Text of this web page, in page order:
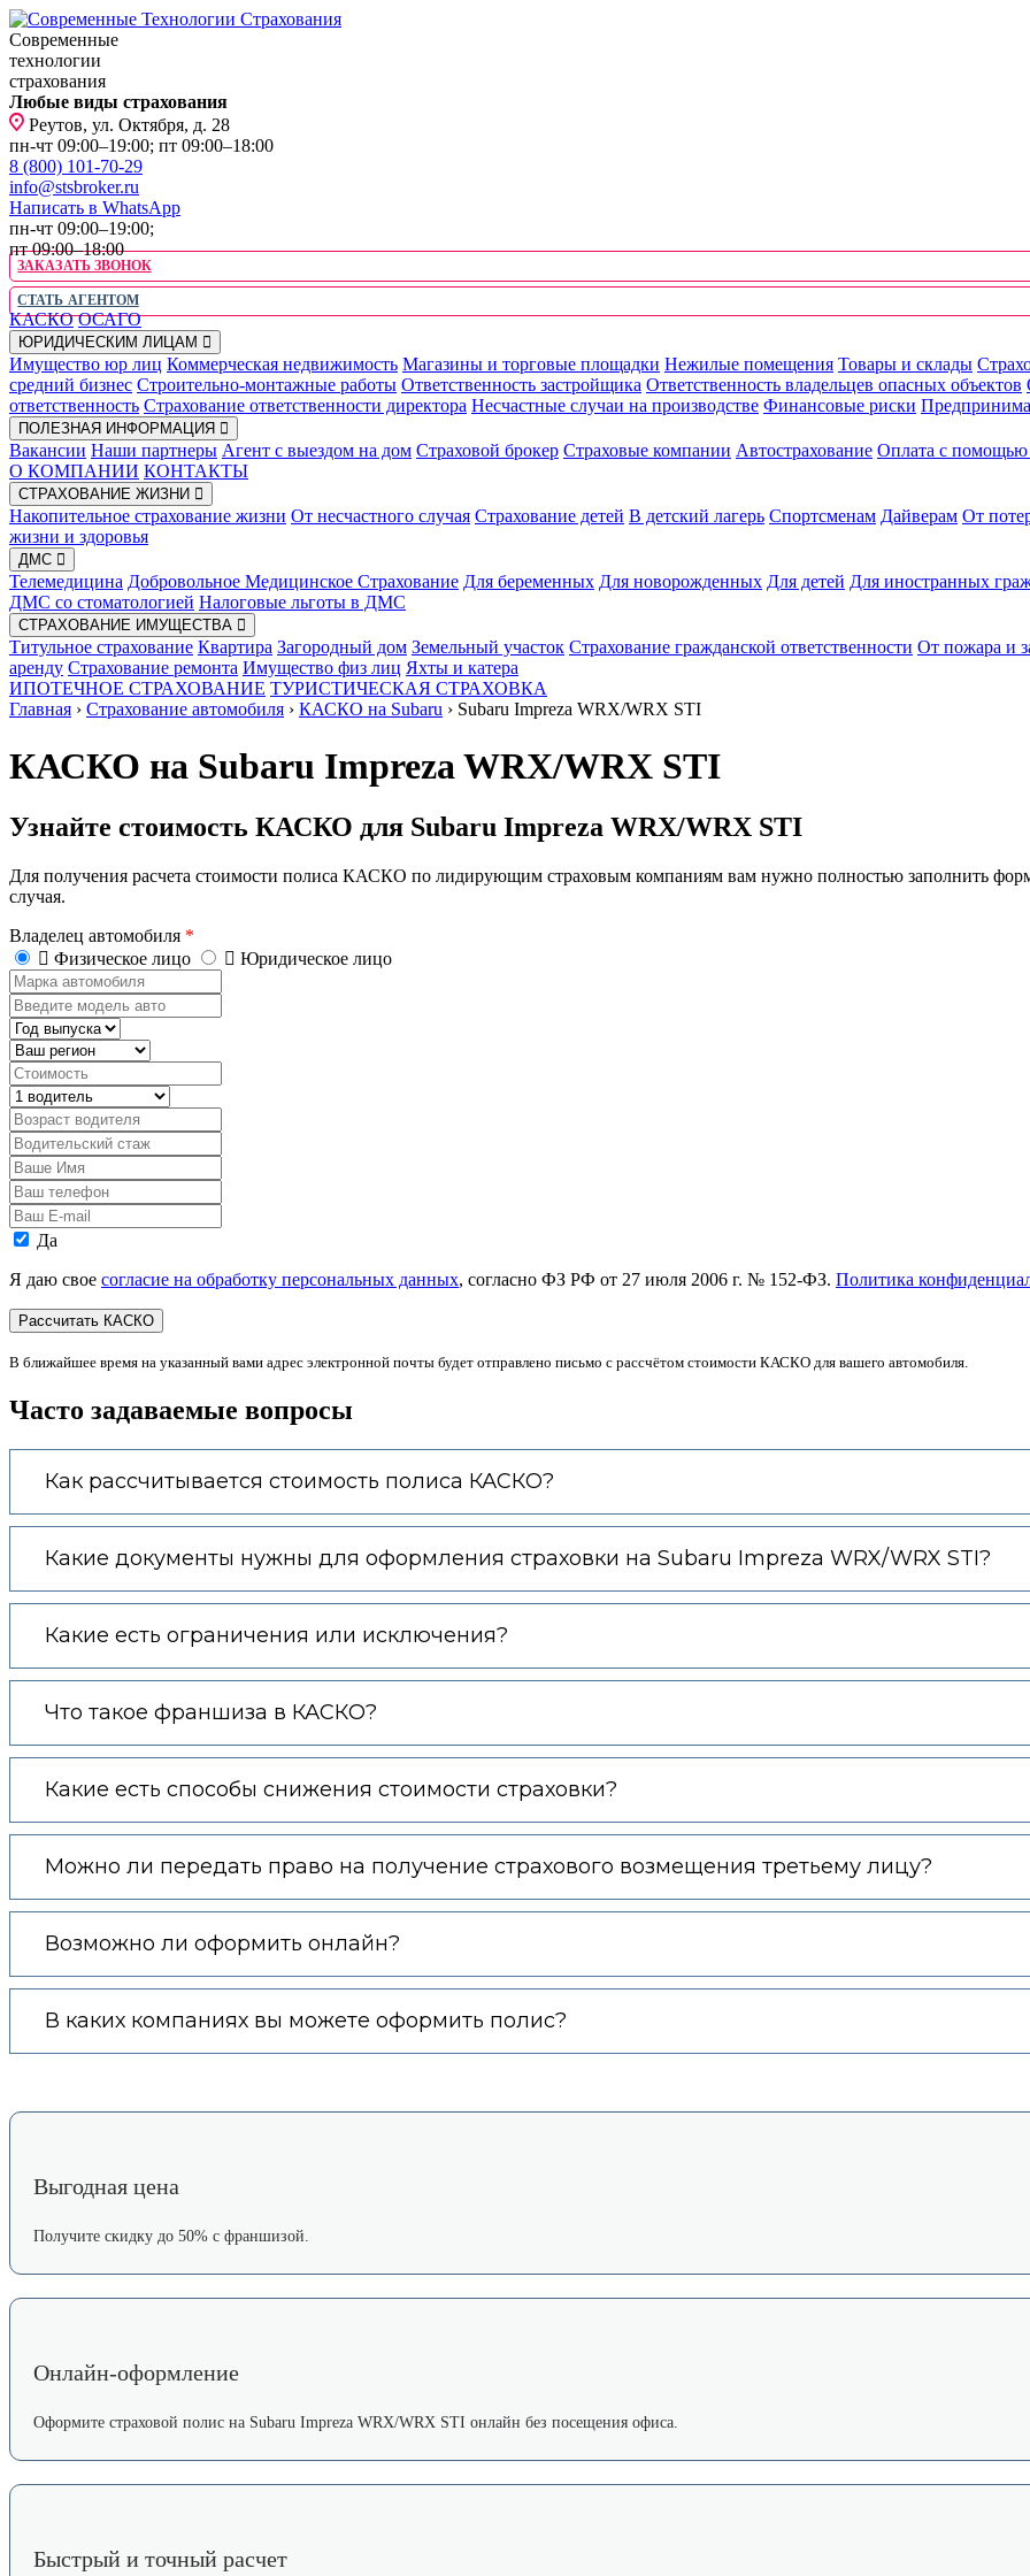
Современные
технологии
страхования
Любые виды страхования
Реутов, ул. Октября, д. 28
пн-чт 09:00–19:00; пт 09:00–18:00
8 (800) 101-70-29
info@stsbroker.ru
Написать в WhatsApp
пн-чт 09:00–19:00;
пт 09:00–18:00
ЗАКАЗАТЬ ЗВОНОК
СТАТЬ АГЕНТОМ
КАСКО ОСАГО
ЮРИДИЧЕСКИМ ЛИЦАМ
Имущество юр лиц Коммерческая недвижимость Магазины и торговые площадки Нежилые помещения Товары и склады
средний бизнес Строительно-монтажные работы Ответственность застройщика Ответственность владельцев опасных объектов
ответственность Страхование ответственности директора Несчастные случаи на производстве Финансовые риски
ПОЛЕЗНАЯ ИНФОРМАЦИЯ
Вакансии Наши партнеры Агент с выездом на дом Страховой брокер Страховые компании Автострахование Оплата с
О КОМПАНИИ КОНТАКТЫ
СТРАХОВАНИЕ ЖИЗНИ
Накопительное страхование жизни От несчастного случая Страхование детей В детский лагерь Спортсменам Дайверам От
жизни и здоровья
ДМС
Телемедицина Добровольное Медицинское Страхование Для беременных Для новорожденных Для детей Для иностранных
ДМС со стоматологией Налоговые льготы в ДМС
СТРАХОВАНИЕ ИМУЩЕСТВА
Титульное страхование Квартира Загородный дом Земельный участок Страхование гражданской ответственности От пожара и
аренду Страхование ремонта Имущество физ лиц Яхты и катера
ИПОТЕЧНОЕ СТРАХОВАНИЕ ТУРИСТИЧЕСКАЯ СТРАХОВКА
Главная › Страхование автомобиля › КАСКО на Subaru › Subaru Impreza WRX/WRX STI
КАСКО на Subaru Impreza WRX/WRX STI
Узнайте стоимость КАСКО для Subaru Impreza WRX/WRX STI
Для получения расчета стоимости полиса КАСКО по лидирующим страховым компаниям вам нужно полностью заполнить
случая.
Владелец автомобиля *
Физическое лицо
Юридическое лицо
Марка
автомобиля
Введите
модель
авто
Год
выпуска
Регион
Стоимость,
руб.
Водитель
Возраст
водителя
Водительский
стаж
Ваше
Имя
Ваш
телефон
Ваш
E-
mail
Персональные
Да
Я даю свое согласие на обработку персональных данных, согласно ФЗ РФ от 27 июля 2006 г. № 152-ФЗ. Политика
В ближайшее время на указанный вами адрес электронной почты будет отправлено письмо с рассчётом стоимости КАСКО для вашего автомобиля.
Часто задаваемые вопросы
Как рассчитывается стоимость полиса КАСКО?
Какие документы нужны для оформления страховки на Subaru Impreza WRX/WRX STI?
Какие есть ограничения или исключения?
Что такое франшиза в КАСКО?
Какие есть способы снижения стоимости страховки?
Можно ли передать право на получение страхового возмещения третьему лицу?
Возможно ли оформить онлайн?
В каких компаниях вы можете оформить полис?
Выгодная цена
Получите скидку до 50% с франшизой.
Онлайн-оформление
Оформите страховой полис на Subaru Impreza WRX/WRX STI онлайн без посещения офиса.
Быстрый и точный расчет